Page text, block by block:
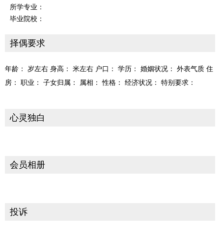
所学专业：
毕业院校：
择偶要求
年龄： 岁左右 身高： 米左右 户口： 学历： 婚姻状况： 外表气质 住
房： 职业： 子女归属： 属相： 性格： 经济状况： 特别要求：
心灵独白
会员相册
投诉